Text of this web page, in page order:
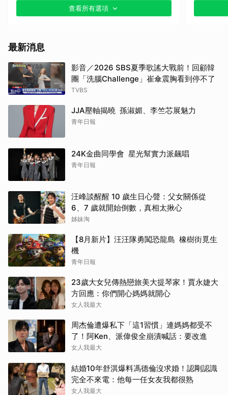
查看所有選項
最新消息
影音／2026 SBS夏季歌謠大戰前！回顧韓
團「洗腦Challenge」崔傘震胸看到停不了
TVBS
JJA壓軸揭曉 孫淑媚、李竺芯展魅力
青年日報
24K金曲同學會 星光幫實力派飆唱
青年日報
汪峰談醒醒 10 歲生日心聲：父女關係從
6、7 歲就開始倒數，真相太揪心
姊妹淘
【8月新片】汪汪隊勇闖恐龍島 橡樹街覓生
機
青年日報
23歲大女兒傳熱戀旅美大提琴家！賈永婕大
方回應：你們開心媽媽就開心
女人我最大
周杰倫遭爆私下「這1習慣」連媽媽都受不
了！阿Ken、派偉俊全崩潰喊話：要改進
女人我最大
結婚10年舒淇爆料馮德倫沒求婚！認剛認識
完全不來電：他每一任女友我都很熟
女人我最大